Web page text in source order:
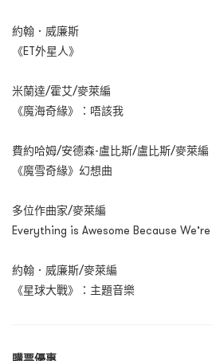
約翰．威廉斯
《ET外星人》
米蘭達/霍艾/麥萊編
《魔海奇緣》：唔該我
費約哈姆/安德森-盧比斯/盧比斯/麥萊編
《魔雪奇緣》幻想曲
多位作曲家/麥萊編
Everything is Awesome Because
約翰．威廉斯/麥萊編
《星球大戰》：主題音樂